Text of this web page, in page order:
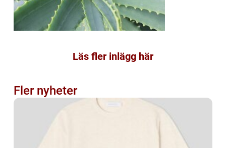
Läs fler inlägg här
Fler nyheter